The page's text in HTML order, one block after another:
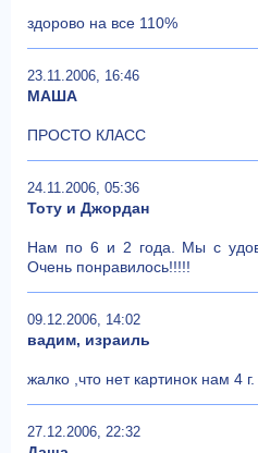
здорово на все 110%
23.11.2006, 16:46
МАША
ПРОСТО КЛАСС
24.11.2006, 05:36
Тоту и Джордан
Нам по 6 и 2 года. Мы с
Очень понравилось!!!!!
09.12.2006, 14:02
вадим, израиль
жалко ,что нет картинок нам 4
27.12.2006, 22:32